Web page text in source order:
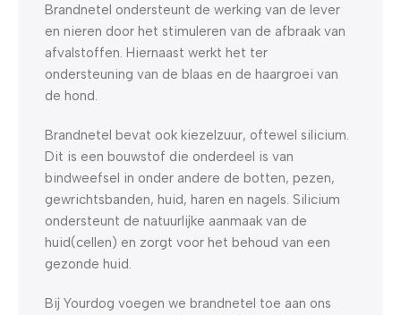
Brandnetel ondersteunt de werking van de lever
en nieren door het stimuleren van de afbraak van
afvalstoffen. Hiernaast werkt het ter
ondersteuning van de blaas en de haargroei van
de hond.
Brandnetel bevat ook kiezelzuur, oftewel silicium.
Dit is een bouwstof die onderdeel is van
bindweefsel in onder andere de botten, pezen,
gewrichtsbanden, huid, haren en nagels. Silicium
ondersteunt de natuurlijke aanmaak van de
huid(cellen) en zorgt voor het behoud van een
gezonde huid.
Bij Yourdog voegen we brandnetel toe aan ons